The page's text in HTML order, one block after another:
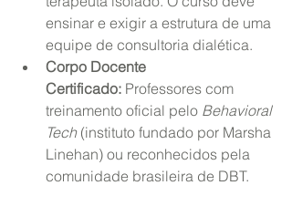
ensinar e exigir a estrutura de uma
equipe de consultoria dialética.
Corpo Docente
Certificado: Professores com
treinamento oficial pelo Behavioral
Tech (instituto fundado por Marsha
Linehan) ou reconhecidos pela
comunidade brasileira de DBT.